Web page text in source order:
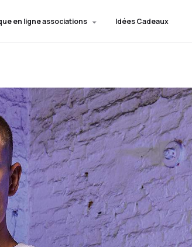
en ligne associations Idées Cadeaux